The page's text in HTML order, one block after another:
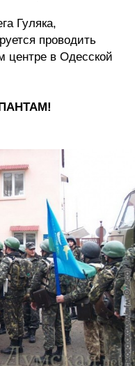
Гуляка,
проводить
центре в Одесской